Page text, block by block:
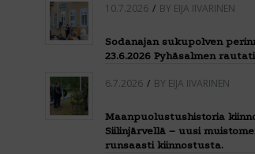
10.7.2026 / BY EIJA IIVARINEN
Sodanajan sukupolven
23.6.2026 Pyhäsalmen
6.7.2026 / BY EIJA IIVARINEN
Maanpuolustushistoria
Siilinjärvellä – uusi
runsaasti kiinnostusta.